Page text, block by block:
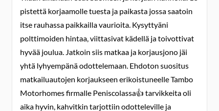
pistettä korjaamolle tuesta ja paikasta jossa saatoin
itse rauhassa paikkailla vaurioita. Kysyttyäni
polttimoiden hintaa, viittasivat kädellä ja toivottivat
hyvää joulua. Jatkoin siis matkaa ja korjausjono jäi
yhtä lyhyempänä odottelemaan. Ehdoton suositus
matkailuautojen korjaukseen erikoistuneelle Tambo
Motorhomes firmalle Peniscolassa👍 tarvikkeita oli
aika hyvin, kahvitkin tarjottiin odotteleville ja